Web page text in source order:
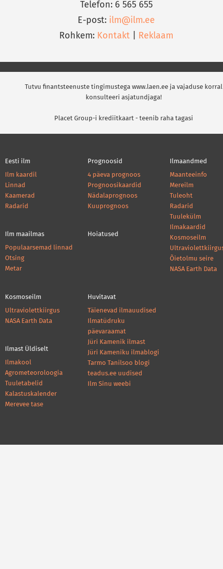
Telefon: 6 565 655
E-post: ilm@ilm.ee
Rohkem: Kontakt Reklaam
Tutvu finantsteenuste tingimustega www.laen.ee ja vajaduse korral
konsulteeri asjatundjaga!
Placet Group-i krediitkaart - teenib raha tagasi
Eesti ilm
Ilm kaardil
Linnad
Kaamerad
Radarid
Ilm maailmas
Populaarsemad linnad
Otsing
Metar
Prognoosid
4 päeva prognoos
Prognoosikaardid
Nädalaprognoos
Kuuprognoos
Hoiatused
Ilmaandmed
Maanteeinfo
Mereilm
Tuleoht
Radarid
Tuulekülm
Ilmakaardid
Kosmoseilm
Õietolmu seire
NASA Earth Data
Kosmoseilm
Ultraviolettkiirgus
NASA Earth Data
Ilmast Üldiselt
Ilmakool
Agrometeoroloogia
Tuuletabelid
Kalastuskalender
Merevee tase
Huvitavat
Täienevad ilmauudised
Ilmatüdruku
päevaraamat
Jüri Kamenik ilmast
Jüri Kameniku ilmablogi
Tarmo Tanilsoo blogi
teadus.ee uudised
Ilm Sinu weebi